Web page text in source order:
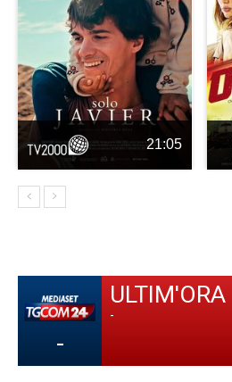
21:05
-
ULTIM'ORA
-